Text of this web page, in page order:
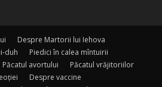
Despre Martorii lui Iehova
duh
Piedici în calea mîntuirii
Păcatul avortului
Păcatul vrăjitoriilor
Despre vaccine